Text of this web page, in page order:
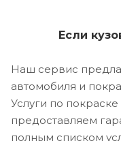
Если
Наш сервис
автомобиля и
Услуги по
предоставляем
полным списком